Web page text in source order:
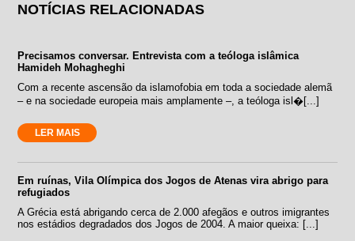
NOTÍCIAS RELACIONADAS
Precisamos conversar. Entrevista com a teóloga islâmica
Hamideh Mohagheghi
Com a recente ascensão da islamofobia em toda a sociedade alemã
– e na sociedade europeia mais amplamente –, a teóloga isl�[...]
LER MAIS
Em ruínas, Vila Olímpica dos Jogos de Atenas vira abrigo para
refugiados
A Grécia está abrigando cerca de 2.000 afegãos e outros imigrantes
nos estádios degradados dos Jogos de 2004. A maior queixa: [...]